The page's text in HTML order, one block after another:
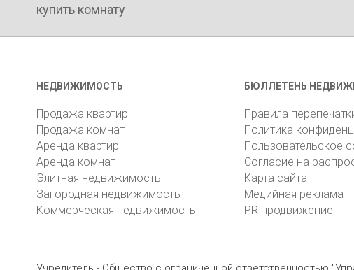
купить комнату
НЕДВИЖИМОСТЬ
Продажа квартир
Продажа комнат
Аренда квартир
Аренда комнат
Элитная недвижимость
Загородная недвижимость
Коммерческая недвижимость
БЮЛЛЕТЕНЬ
Правила
Политика
Пользовательское
Согласие на
Карта сайта
Медийная реклама
PR продвижение